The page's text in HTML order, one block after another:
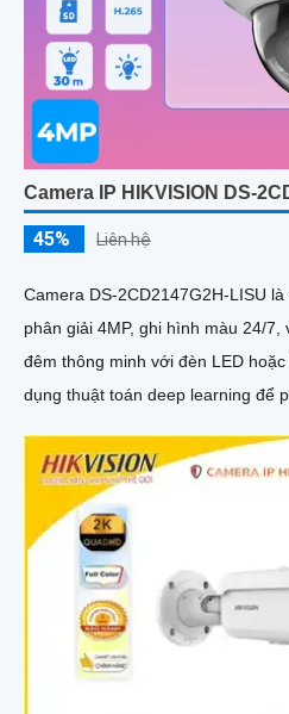
Camera IP HIKVISION DS-
45% Liên hệ
Camera DS-2CD2147G2H-LISU
phân giải 4MP, ghi hình màu 24/
đêm thông minh với đèn LED hoặc hồng
dụng thuật toán deep learning để